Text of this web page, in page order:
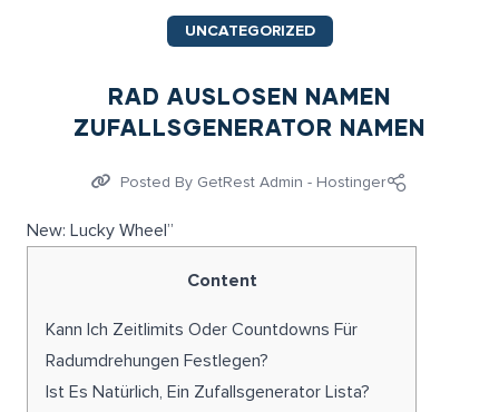
UNCATEGORIZED
RAD AUSLOSEN NAMEN
ZUFALLSGENERATOR NAMEN
Posted By GetRest Admin - Hostinger
New: Lucky Wheel”
Content
Kann Ich Zeitlimits Oder Countdowns Für
Radumdrehungen Festlegen?
Ist Es Natürlich, Ein Zufallsgenerator Lista?